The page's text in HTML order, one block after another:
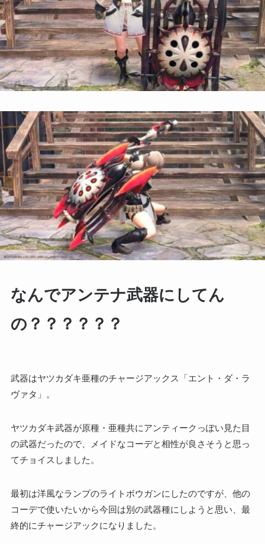
なんでアンテナ武器にしてん
の？？？？？？
武器はヤツカダキ亜種のチャージアックス「エント・ダ・ラ
ヴァタ」。
ヤツカダキ武器が原種・亜種共にアンティークっぽい見た目
の武器だったので、メイドなコーデと相性が良さそうと思っ
てチョイスしました。
最初は洋風なランプのライトボウガンにしたのですが、他の
コーデで使いたいから今回は別の武器種にしようと思い、最
終的にチャージアックになりました。